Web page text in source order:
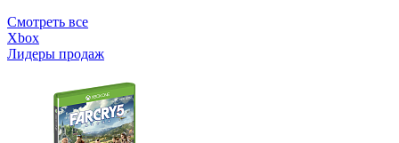
Смотреть все
Xbox
Лидеры продаж